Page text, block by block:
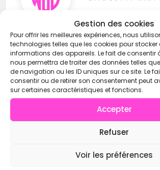
Gestion des cookies
Pour offrir les meilleures expériences, nous
technologies telles que les cookies pour
informations des appareils. Le fait de consentir
nous permettra de traiter des données telles
de navigation ou les ID uniques sur ce site. Le
consentir ou de retirer son consentement peut
sur certaines caractéristiques et fonctions.
Accepter
Refuser
Voir les préférences
0607134725
contact@lelocal-
https://wod-open.com/
Contacter